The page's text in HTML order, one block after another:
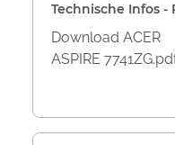
Technische Infos
Download ACER
ASPIRE